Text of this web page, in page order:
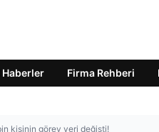
Firma Rehberi
kişinin görev yeri değişti!